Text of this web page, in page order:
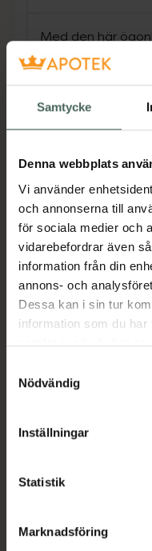
Samtycke
Denna webbplats
Vi använder
och annonserna till
för sociala medier och
vidarebefordrar även
information från din
annons- och
Dessa kan i sin tur
information som du
samlat in när du har
återkalla ditt samtycke
cookieinställningar.
lagligheten av
Nödvändig
Inställningar
Statistik
Marknadsföring
Med den här
ultrafina streck
ögonbryn. Den
oavsett om du vill
forma
som du vill
med naturlig look.
skruvbar design
manuellt och nu
Den hållbara,
garanterar att
fälla eller färga
precision!
Jämförpris 143,33
Kategorier:
Ögonbrynspenna
Omdömen
Innehåll